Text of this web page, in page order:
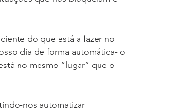
do que está a fazer no
dia de forma automática- o
no mesmo “lugar” que o
nos automatizar